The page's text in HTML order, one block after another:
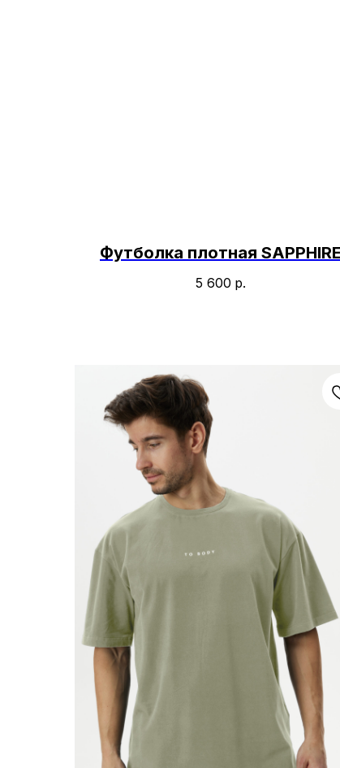
Футболка плотная SAPPHIRE
5 600 р.